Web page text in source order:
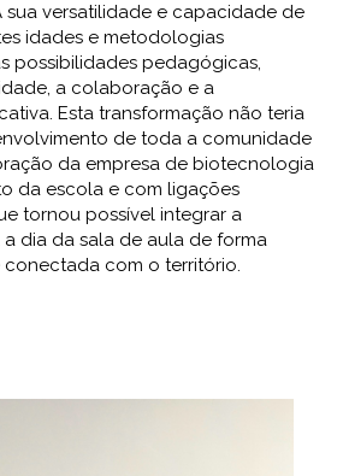
sua versatilidade e capacidade de
idades e metodologias
possibilidades pedagógicas,
a colaboração e a
Esta transformação não teria
de toda a comunidade
da empresa de biotecnologia
da escola e com ligações
tornou possível integrar a
dia da sala de aula de forma
com o território.